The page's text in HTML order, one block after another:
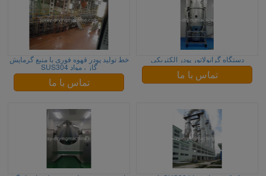
خط تولید پودر قهوه فوری با منبع گرمایش
گاز ، مواد SUS304
تماس با ما
دستگاه گرانولاتور پودر الکتریکی
تماس با ما